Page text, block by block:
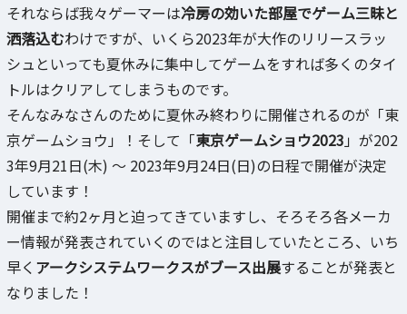
それならば我々ゲーマーは冷房の効いた部屋でゲーム三昧と
洒落込むわけですが、いくら2023年が大作のリリースラッ
シュといっても夏休みに集中してゲームをすれば多くのタイ
トルはクリアしてしまうものです。
そんなみなさんのために夏休み終わりに開催されるのが「東
京ゲームショウ」！そして「東京ゲームショウ2023 」が202
3年9月21日(木) ～ 2023年9月24日(日)の日程で開催が決定
しています！
開催まで約2ヶ月と迫ってきていますし、そろそろ各メーカ
ー情報が発表されていくのではと注目していたところ、いち
早く アークシステムワークスがブース出展することが発表と
なりました！